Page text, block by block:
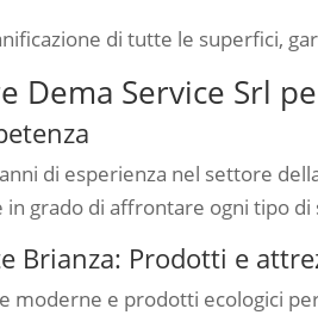
di tutte le superfici,
Dema Service Srl
di esperienza nel settore
in grado di affrontare ogni tipo
Brianza: Prodotti e
moderne e prodotti ecologici